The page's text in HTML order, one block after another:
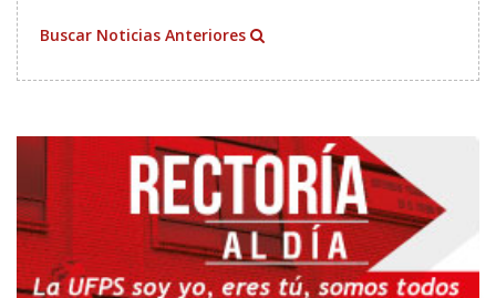
Buscar Noticias Anteriores